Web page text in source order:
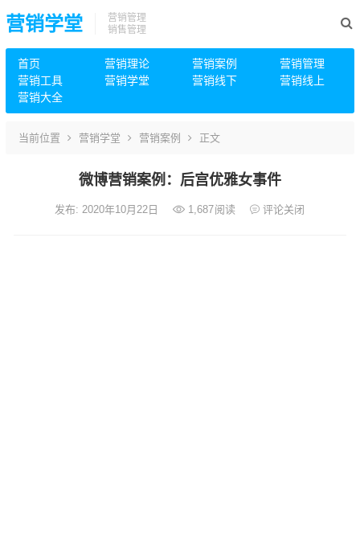
营销学堂
营销管理
销售管理
首页 营销理论 营销案例
营销管理
营销工具
营销学堂 营销线下
营销线上
营销大全
当前位置 营销学堂 营销案例 正文
微博营销案例：后宫优雅女事件
发布: 2020年10月22日 1,687阅读 评论关闭